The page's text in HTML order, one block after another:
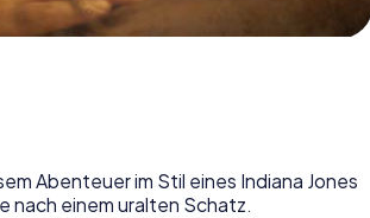
Abenteuer im Stil eines Indiana Jones
nach einem uralten Schatz.